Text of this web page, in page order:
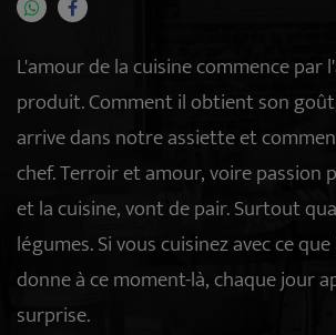
L'amour de la cuisine commence par
produit. Comment il obtient son
arrive dans notre assiette et
chef. Terroir et amour, voire passion
et la cuisine, vont de pair. Surtout
légumes. Si vous cuisinez avec ce
donne à ce moment-là, chaque jour
surprise.